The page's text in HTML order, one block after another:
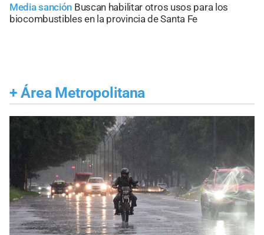
Media sanción Buscan habilitar otros usos para los
biocombustibles en la provincia de Santa Fe
+ Área Metropolitana